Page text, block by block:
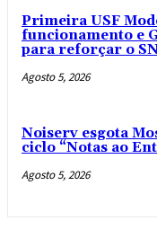
Primeira USF
funcionamento e
para reforçar o
Agosto 5, 2026
Noiserv esgota
ciclo “Notas ao
Agosto 5, 2026